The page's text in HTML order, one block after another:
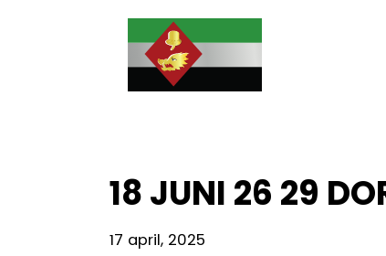
Doarpsbelang
Jutrijp-
18 JUNI 26 29
17 april, 2025